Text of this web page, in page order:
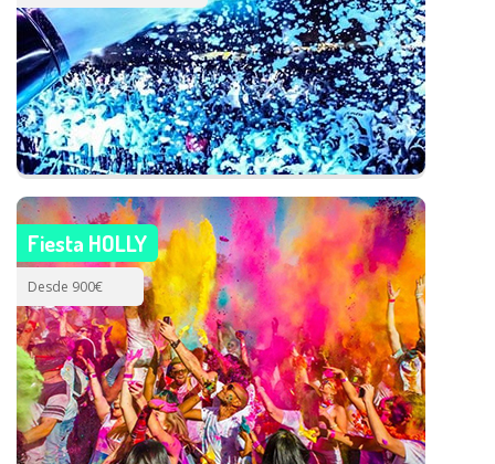
Fiesta HOLLY
Desde 900€